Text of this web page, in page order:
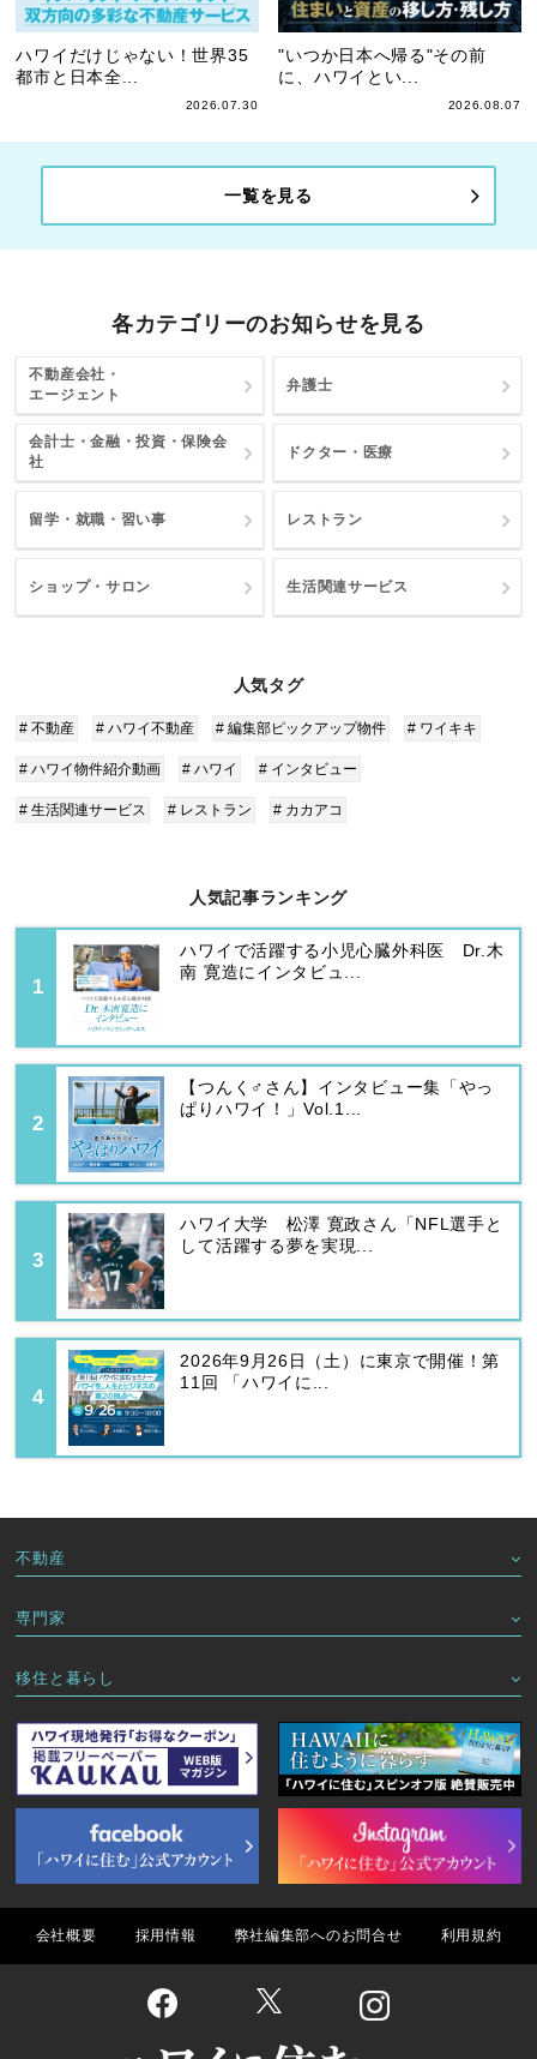
ハワイだけじゃない！世界35
都市と日本全...
2026.07.30
"いつか日本へ帰る"その前
に、ハワイとい...
2026.08.07
一覧を見る
各カテゴリーのお知らせを見る
不動産会社・
エージェント
弁護士
会計士・金融・投資・保険会
社
ドクター・医療
留学・就職・習い事 レストラン
ショップ・サロン 生活関連サービス
人気タグ
# 不動産 # ハワイ不動産 # 編集部ピックアップ物件 # ワイキキ
# ハワイ物件紹介動画 # ハワイ # インタビュー
# 生活関連サービス # レストラン # カカアコ
人気記事ランキング
ハワイで活躍する小児心臓外科医 Dr.木
南 寛造にインタビュ...
【つんく♂さん】インタビュー集「やっ
ぱりハワイ！」Vol.1...
ハワイ大学 松澤 寛政さん「NFL選手と
して活躍する夢を実現...
2026年9月26日（土）に東京で開催！第
11回 「ハワイに...
不動産
専門家
移住と暮らし
会社概要 採用情報 弊社編集部へのお問合せ 利用規約